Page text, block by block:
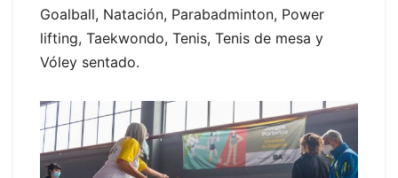
Goalball, Natación, Parabadminton, Power
lifting, Taekwondo, Tenis, Tenis de mesa y
Vóley sentado.